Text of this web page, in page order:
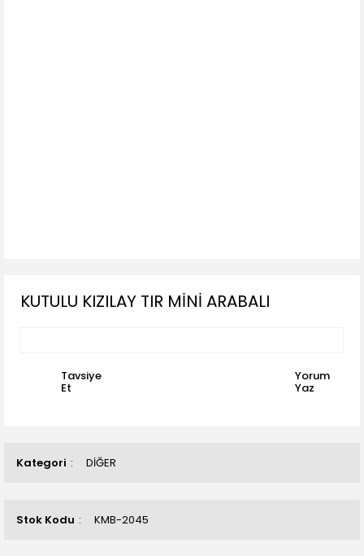
Kategori DİĞER
Stok Kodu KMB-2045
KUTULU KIZILAY TIR MİNİ ARABALI
Tavsiye
Et
Yorum
Yaz